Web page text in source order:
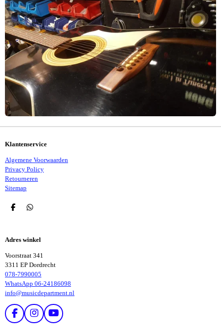
Klantenservice
Algemene Voorwaarden
Privacy Policy
Retourneren
Sitemap
D
N
D
N
Adres winkel
Voorstraat 341
3311 EP Dordrecht
078-7990005
WhatsApp 06-24186098
info@musicdepartment.nl
F
I
Y